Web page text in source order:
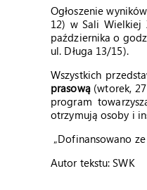
Ogłoszenie
12) w Sali Wielkiej
października o
ul. Długa 13/15).
Wszystkich
prasową(wtorek, 27
program
otrzymują osoby i
„Dofinansowano
Autor tekstu: SWK